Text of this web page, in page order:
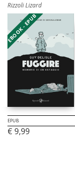
Rizzoli Lizard
EBOOK - EPUB
EPUB
€ 9,99